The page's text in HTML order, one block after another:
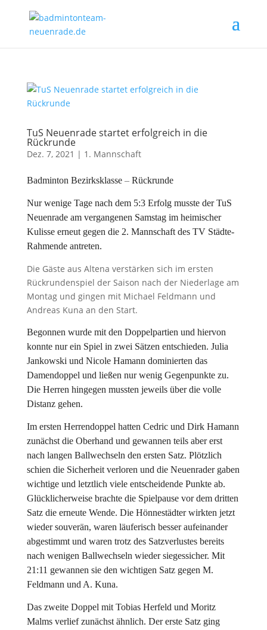
TuS Neuenrade startet erfolgreich in die
Rückrunde
Dez. 7, 2021 | 1. Mannschaft
Badminton Bezirksklasse– Rückrunde
Nur wenige Tage nach dem 5:3 Erfolg musste der TuS
Neuenrade am vergangenen Samstag im heimischer
Kulisse erneut gegen die 2. Mannschaft des TV Städte-
Rahmende antreten.
Die Gäste aus Altena verstärken sich im ersten
Rückrundenspiel der Saison nach der Niederlage am
Montag und gingen mit Michael Feldmann und
Andreas Kuna an den Start.
Begonnen wurde mit den Doppelpartien und hiervon
konnte nur ein Spiel in zwei Sätzen entschieden. Julia
Jankowski und Nicole Hamann dominierten das
Damendoppel und ließen nur wenig Gegenpunkte zu.
Die Herren hingegen mussten jeweils über die volle
Distanz gehen.
Im ersten Herrendoppel hatten Cedric und Dirk Hamann
zunächst die Oberhand und gewannen teils aber erst
nach langen Ballwechseln den ersten Satz. Plötzlich
schien die Sicherheit verloren und die Neuenrader gaben
wichtige und letztlich viele entscheidende Punkte ab.
Glücklicherweise brachte die Spielpause vor dem dritten
Satz die erneute Wende. Die Hönnestädter wirkten jetzt
wieder souverän, waren läuferisch besser aufeinander
abgestimmt und waren trotz des Satzverlustes bereits
nach wenigen Ballwechseln wieder siegessicher. Mit
21:11 gewannen sie den wichtigen Satz gegen M.
Feldmann und A. Kuna.
Das zweite Doppel mit Tobias Herfeld und Moritz
Malms verlief zunächst ähnlich. Der erste Satz ging